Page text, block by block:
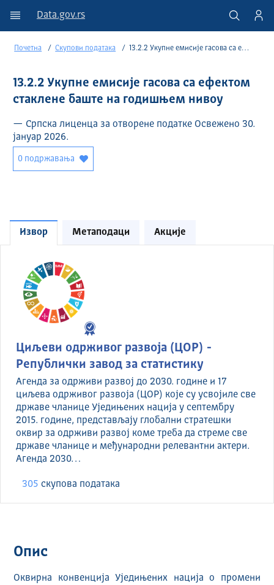
Data.gov.rs
Почетна Скупови података 13.2.2 Укупне емисије гасова са ефектом стаклене баште на годишњем нивоу
13.2.2 Укупне емисије гасова са ефектом
стаклене баште на годишњем нивоу
— Српска лиценца за отворене податке Освежено 30.
јануар 2026.
0 подржавања
Извор Метаподаци Акције
Циљеви одрживог развоја (ЦОР) -
Републички завод за статистику
Агенда за одрживи развој до 2030. године и 17
циљева одрживог развоја (ЦОР) које су усвојиле све
државе чланице Уједињених нација у септембру
2015. године, представљају глобални стратешки
оквир за одрживи развој коме треба да стреме све
државе чланице и међународни релевантни актери.
Агенда 2030…
305 скуповa података
Опис
Оквирна конвенција Уједињених нација о промени